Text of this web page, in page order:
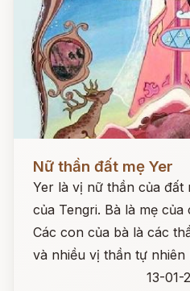
Nữ thần đất mẹ Yer
Yer là vị nữ thần của đất
của Tengri. Bà là mẹ
Các con của bà là các
và nhiều vị thần tự nhiên
13-01-